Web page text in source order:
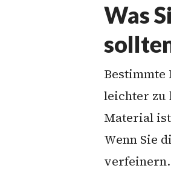
Was
Bestimmte
leichter zu
Material
Wenn Sie